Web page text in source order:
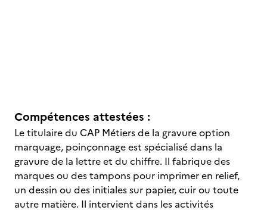
Compétences attestées :
Le titulaire du CAP Métiers de la gravure option
marquage, poinçonnage est spécialisé dans la
gravure de la lettre et du chiffre. Il fabrique des
marques ou des tampons pour imprimer en relief,
un dessin ou des initiales sur papier, cuir ou toute
autre matière. Il intervient dans les activités